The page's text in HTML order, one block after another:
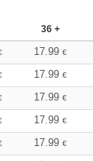
36 +
17.99 €
17.99 €
17.99 €
17.99 €
17.99 €